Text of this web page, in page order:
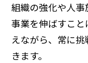
組織の強化や人
事業を伸ばすこ
えながら、常に
きます。